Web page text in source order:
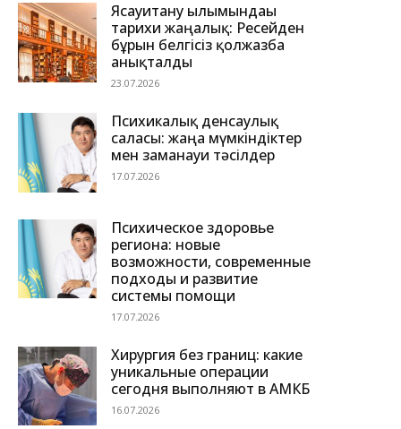
Ясауитану ғылымындағы
тарихи жаңалық: Ресейден
бұрын белгісіз қолжазба
анықталды
23.07.2026
Психикалық денсаулық
саласы: жаңа мүмкіндіктер
мен заманауи тәсілдер
17.07.2026
Психическое здоровье
региона: новые
возможности, современные
подходы и развитие
системы помощи
17.07.2026
Хирургия без границ: какие
уникальные операции
сегодня выполняют в АМКБ
16.07.2026